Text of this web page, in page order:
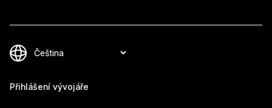
Přihlášení vývojáře